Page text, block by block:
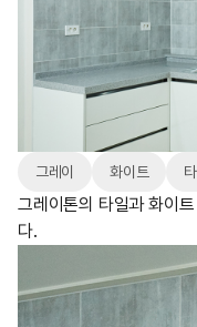
그레이 화이트
그레이톤의 타일과 화이
다.